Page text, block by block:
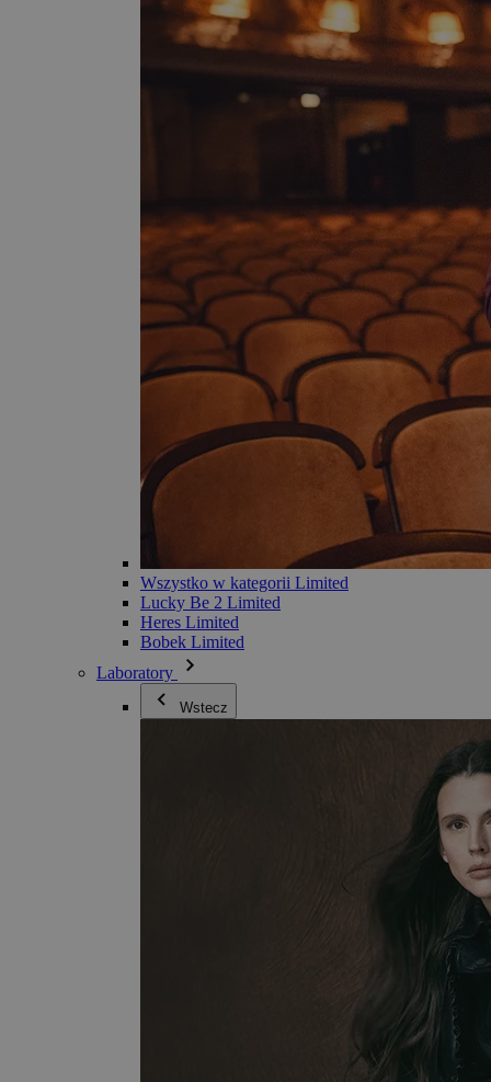
Wszystko w kategorii Limited
Lucky Be 2 Limited
Heres Limited
Bobek Limited
Laboratory
Wstecz